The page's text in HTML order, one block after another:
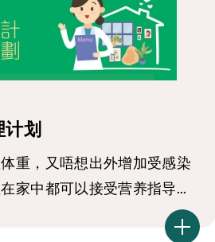
划
重，又唔想出外增加受感染
家中都可以接受营养指导...